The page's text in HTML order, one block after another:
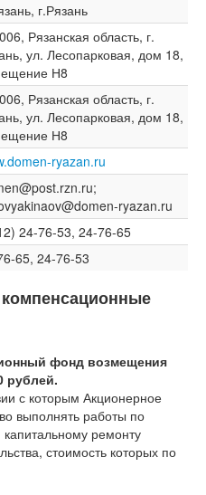
г.Рязань
Рязанская область, г.
ул. Лесопарковая, дом 18,
Н8
Рязанская область, г.
ул. Лесопарковая, дом 18,
Н8
ryazan.ru
ryazan.ru
24-76-53, 24-76-65
65, 24-76-53
фонд возмещения
рублей.
с которым Акционерное
выполнять работы по
капитальному ремонту
стоимость которых по